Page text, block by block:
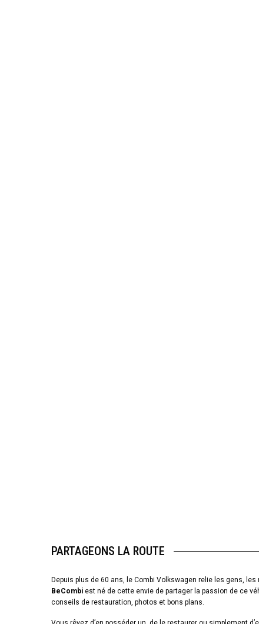
PARTAGEONS LA ROUTE
Depuis plus de 60 ans, le Combi Volkswagen relie les gens,
BeCombi est né de cette envie de partager la passion de ce
conseils de restauration, photos et bons plans.